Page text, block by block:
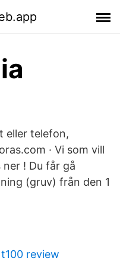
eller telefon,
· Vi som vill
! Du får gå
(gruv) från den 1
review